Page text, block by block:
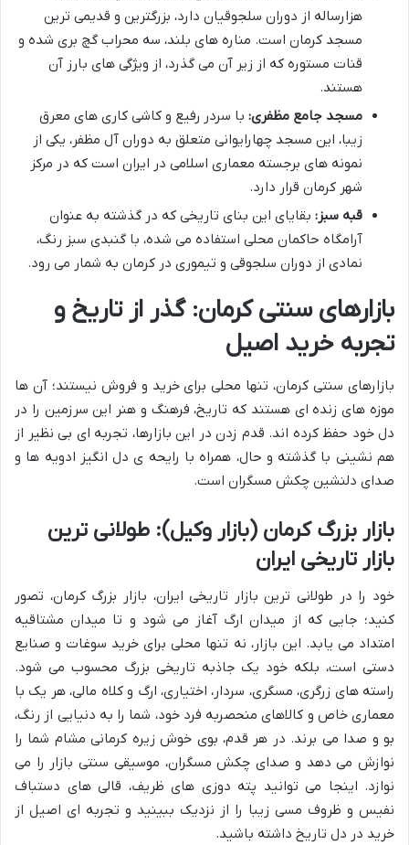
هزارساله از دوران سلجوقیان دارد، بزرگترین و قدیمی ترین
مسجد کرمان است. مناره های بلند، سه محراب گچ بری شده و
قنات مستوره که از زیر آن می گذرد، از ویژگی های بارز آن
هستند.
مسجد جامع مظفری: با سردر رفیع و کاشی کاری های معرق
زیبا، این مسجد چهارایوانی متعلق به دوران آل مظفر، یکی از
نمونه های برجسته معماری اسلامی در ایران است که در مرکز
شهر کرمان قرار دارد.
قبه سبز: بقایای این بنای تاریخی که در گذشته به عنوان
آرامگاه حاکمان محلی استفاده می شده، با گنبدی سبز رنگ،
نمادی از دوران سلجوقی و تیموری در کرمان به شمار می رود.
بازارهای سنتی کرمان: گذر از تاریخ و
تجربه خرید اصیل
بازارهای سنتی کرمان، تنها محلی برای خرید و فروش نیستند؛ آن ها
موزه های زنده ای هستند که تاریخ، فرهنگ و هنر این سرزمین را در
دل خود حفظ کرده اند. قدم زدن در این بازارها، تجربه ای بی نظیر از
هم نشینی با گذشته و حال، همراه با رایحه ی دل انگیز ادویه ها و
صدای دلنشین چکش مسگران است.
بازار بزرگ کرمان (بازار وکیل): طولانی ترین
بازار تاریخی ایران
خود را در طولانی ترین بازار تاریخی ایران، بازار بزرگ کرمان، تصور
کنید؛ جایی که از میدان ارگ آغاز می شود و تا میدان مشتاقیه
امتداد می یابد. این بازار، نه تنها محلی برای خرید سوغات و صنایع
دستی است، بلکه خود یک جاذبه تاریخی بزرگ محسوب می شود.
راسته های زرگری، مسگری، سردار، اختیاری، ارگ و کلاه مالی، هر یک با
معماری خاص و کالاهای منحصربه فرد خود، شما را به دنیایی از رنگ،
بو و صدا می برند. در هر قدم، بوی خوش زیره کرمانی مشام شما را
نوازش می دهد و صدای چکش مسگران، موسیقی سنتی بازار را می
نوازد. اینجا می توانید پته دوزی های ظریف، قالی های دستباف
نفیس و ظروف مسی زیبا را از نزدیک ببینید و تجربه ای اصیل از
خرید در دل تاریخ داشته باشید.